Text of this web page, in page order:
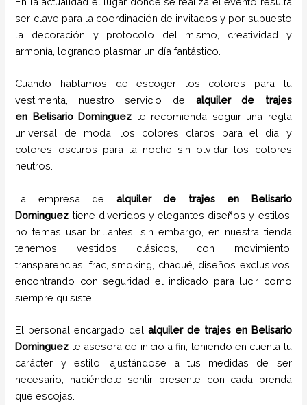
ser clave para la coordinación de invitados y por supuesto
la decoración y protocolo del mismo, creatividad y
armonía, logrando plasmar un día fantástico.
Cuando hablamos de escoger los colores para tu
vestimenta, nuestro servicio de alquiler de trajes
en Belisario Dominguez te recomienda seguir una regla
universal de moda, los colores claros para el día y
colores oscuros para la noche sin olvidar los colores
neutros.
La empresa de alquiler de trajes en
Belisario
Dominguez tiene divertidos y elegantes diseños y estilos,
no temas usar brillantes, sin embargo, en nuestra tienda
tenemos vestidos clásicos, con movimiento,
transparencias, frac, smoking, chaqué, diseños exclusivos,
encontrando con seguridad el indicado para lucir como
siempre quisiste.
El personal encargado del alquiler de trajes en Belisario
Dominguez te asesora de inicio a fin, teniendo en cuenta tu
carácter y estilo, ajustándose a tus medidas de ser
necesario, haciéndote sentir presente con cada prenda
que escojas.